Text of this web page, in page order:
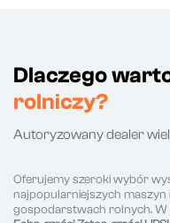
Dlaczego
rolniczy?
Autoryzowany dealer
Oferujemy szeroki wybór
najpopularniejszych
gospodarstwach rolnych. W